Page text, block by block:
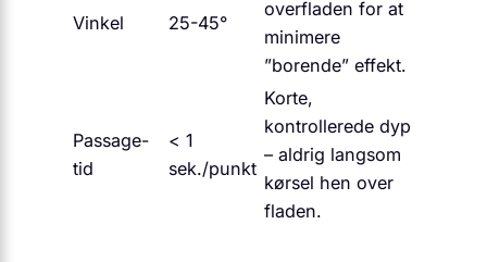
Vinkel 25-45°
overfladen for at
minimere
”borende” effekt.
Passage-
tid
< 1
sek./punkt
Korte,
kontrollerede dyp
– aldrig langsom
kørsel hen over
fladen.